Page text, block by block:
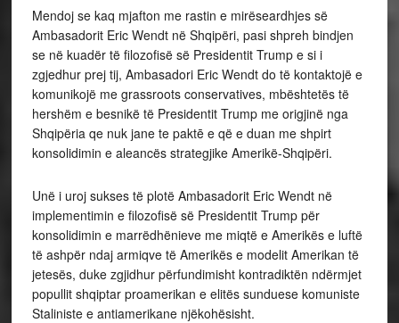
Mendoj se kaq mjafton me rastin e mirëseardhjes së
Ambasadorit Eric Wendt në Shqipëri, pasi shpreh bindjen
se në kuadër të filozofisë së Presidentit Trump e si i
zgjedhur prej tij, Ambasadori Eric Wendt do të kontaktojë e
komunikojë me grassroots conservatives, mbështetës të
hershëm e besnikë të Presidentit Trump me origjinë nga
Shqipëria qe nuk jane te paktē e që e duan me shpirt
konsolidimin e aleancës strategjike Amerikë-Shqipëri.
Unë i uroj sukses të plotë Ambasadorit Eric Wendt në
implementimin e filozofisë së Presidentit Trump për
konsolidimin e marrëdhënieve me miqtë e Amerikës e luftë
të ashpër ndaj armiqve të Amerikës e modelit Amerikan të
jetesës, duke zgjidhur përfundimisht kontradiktën ndërmjet
popullit shqiptar proamerikan e elitës sunduese komuniste
Staliniste e antiamerikane njëkohësisht.